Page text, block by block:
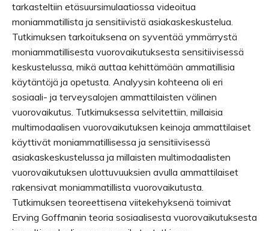
tarkasteltiin etäsuursimulaatiossa videoitua
moniammatillista ja sensitiivistä asiakaskeskustelua.
Tutkimuksen tarkoituksena on syventää ymmärrystä
moniammatillisesta vuorovaikutuksesta sensitiivisessä
keskustelussa, mikä auttaa kehittämään ammatillisia
käytäntöjä ja opetusta. Analyysin kohteena oli eri
sosiaali- ja terveysalojen ammattilaisten välinen
vuorovaikutus. Tutkimuksessa selvitettiin, millaisia
multimodaalisen vuorovaikutuksen keinoja ammattilaiset
käyttivät moniammatillisessa ja sensitiivisessä
asiakaskeskustelussa ja millaisten multimodaalisten
vuorovaikutuksen ulottuvuuksien avulla ammattilaiset
rakensivat moniammatillista vuorovaikutusta.
Tutkimuksen teoreettisena viitekehyksenä toimivat
Erving Goffmanin teoria sosiaalisesta vuorovaikutuksesta